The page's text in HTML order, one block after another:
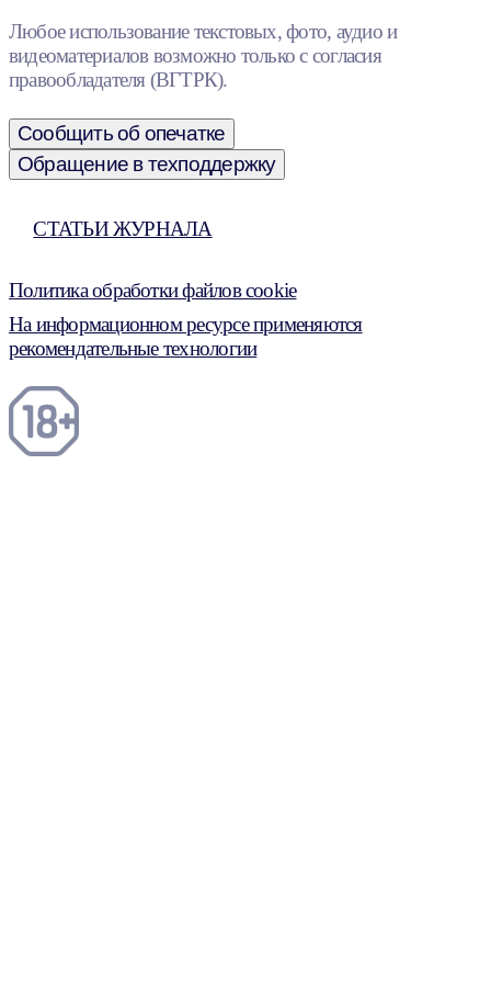
Любое использование текстовых, фото, аудио и
видеоматериалов возможно только с согласия
правообладателя (ВГТРК).
Сообщить об опечатке
Обращение в техподдержку
СТАТЬИ ЖУРНАЛА
Политика обработки файлов cookie
На информационном ресурсе применяются
рекомендательные технологии